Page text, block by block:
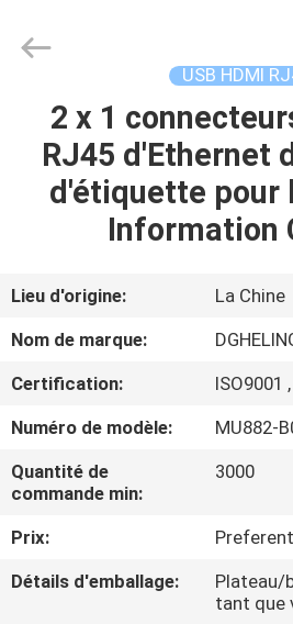
MAISON
PRODUITS
SUJET
DE
NOUS
VISITE
D'USINE
CONTRÔLE
DE
Ltd..
Developed
USB HDMI
2 x 1
RJ45 d'Ethernet
d'étiquette pour
Information
Lieu d'origine:
La Chine
Nom de marque:
Certification:
ISO9001
Numéro de modèle:
MU882-
Quantité de
commande min:
3000
Prix:
Détails d'emballage:
Plateau/
tant que